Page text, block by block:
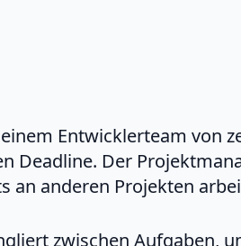
Entwicklerteam von
Deadline. Der
an anderen Projekten
zwischen Aufgaben,